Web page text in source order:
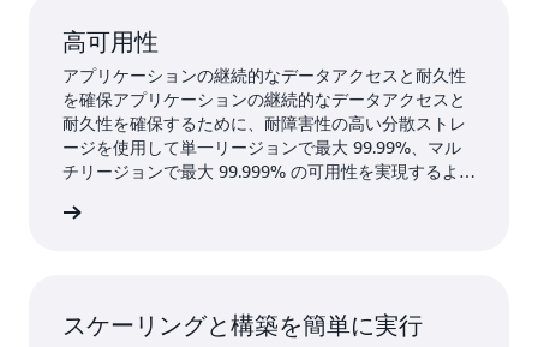
高可用性
アプリケーションの継続的なデータアクセスと耐久性
を確保アプリケーションの継続的なデータアクセスと
耐久性を確保するために、耐障害性の高い分散ストレ
ージを使用して単一リージョンで最大 99.99%、マル
チリージョンで最大 99.999% の可用性を実現するよう
スケーリングと構築を簡単に実行